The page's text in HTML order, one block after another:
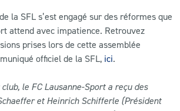
la SFL s’est engagé sur des réformes que
attend avec impatience. Retrouvez
prises lors de cette assemblée
officiel de la SFL, ici.
le FC Lausanne-Sport a reçu des
et Heinrich Schifferle (Président